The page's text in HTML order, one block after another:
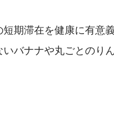
短期滞在を健康に有意
バナナや丸ごとのり